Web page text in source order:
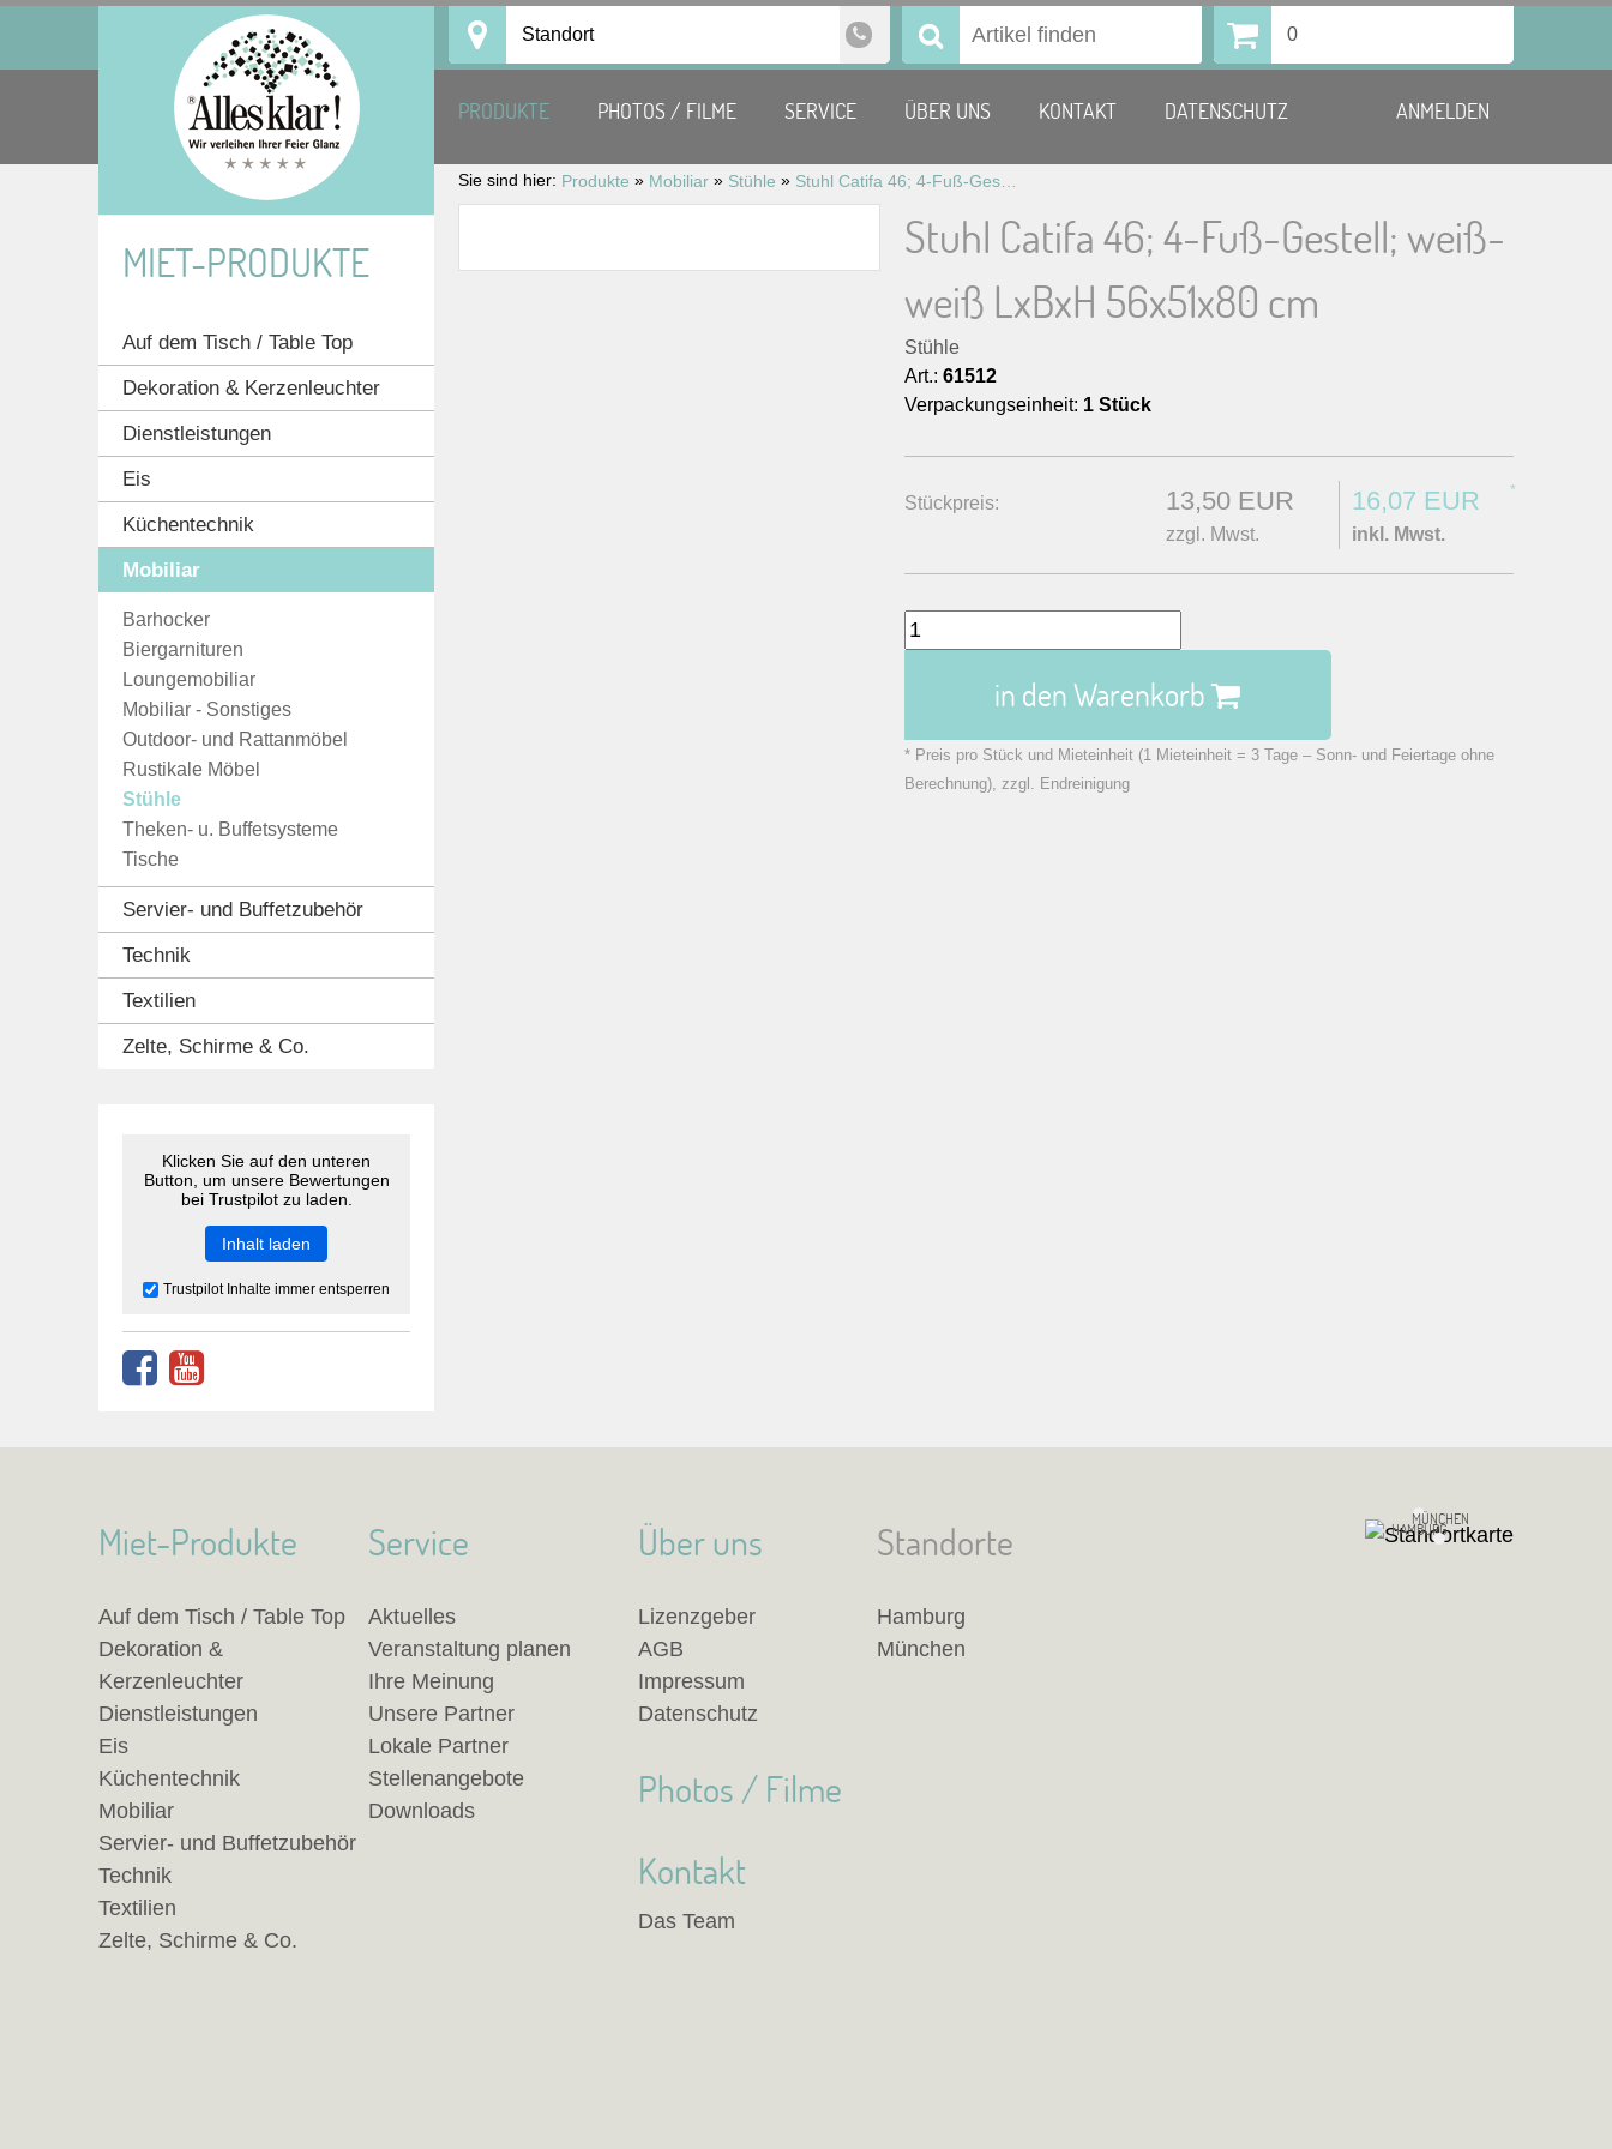
Standort Suchen 0
PRODUKTE PHOTOS / FILME SERVICE ÜBER UNS KONTAKT DATENSCHUTZ ANMELDEN
Sie sind hier: Produkte » Mobiliar » Stühle »
Stuhl Catifa 46; 4-Fuß-Gestell; weiß-
weiß LxBxH 56x51x80 cm
Stühle
Art.: 61512
Verpackungseinheit: 1 Stück
Stückpreis: 13,50 EUR
zzgl. Mwst.
16,07 EUR *
inkl. Mwst.
in den Warenkorb
* Preis pro Stück und Mieteinheit (1 Mieteinheit = 3 Tage – Sonn- und Feiertage ohne
Berechnung), zzgl. Endreinigung
MIET-PRODUKTE
Auf dem Tisch / Table Top
Dekoration & Kerzenleuchter
Dienstleistungen
Eis
Küchentechnik
Mobiliar
Barhocker
Biergarnituren
Loungemobiliar
Mobiliar - Sonstiges
Outdoor- und Rattanmöbel
Rustikale Möbel
Stühle
Theken- u. Buffetsysteme
Tische
Servier- und Buffetzubehör
Technik
Textilien
Zelte, Schirme & Co.
Klicken Sie auf den unteren
Button, um unsere Bewertungen
bei Trustpilot zu laden.
Inhalt laden
Trustpilot Inhalte immer entsperren
Standorte
Hamburg
München
HAMBURG
MÜNCHEN
Miet-Produkte
Auf dem Tisch / Table Top
Dekoration &
Kerzenleuchter
Dienstleistungen
Eis
Küchentechnik
Mobiliar
Servier- und Buffetzubehör
Technik
Textilien
Zelte, Schirme & Co.
Service
Aktuelles
Veranstaltung planen
Ihre Meinung
Unsere Partner
Lokale Partner
Stellenangebote
Downloads
Über uns
Lizenzgeber
AGB
Impressum
Datenschutz
Photos / Filme
Kontakt
Das Team